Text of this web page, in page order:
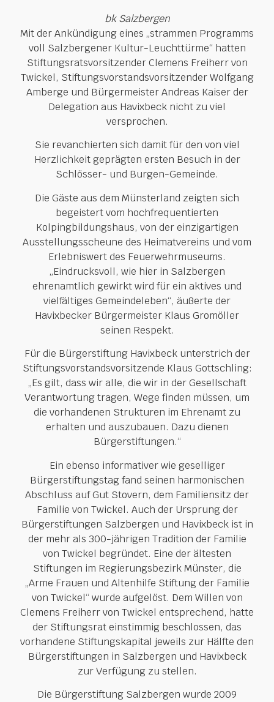
bk Salzbergen
Mit der Ankündigung eines „strammen Programms
voll Salzbergener Kultur-Leuchttürme“ hatten
Stiftungsratsvorsitzender Clemens Freiherr von
Twickel, Stiftungsvorstandsvorsitzender Wolfgang
Amberge und Bürgermeister Andreas Kaiser der
Delegation aus Havixbeck nicht zu viel
versprochen.
Sie revanchierten sich damit für den von viel
Herzlichkeit geprägten ersten Besuch in der
Schlösser- und Burgen-Gemeinde.
Die Gäste aus dem Münsterland zeigten sich
begeistert vom hochfrequentierten
Kolpingbildungshaus, von der einzigartigen
Ausstellungsscheune des Heimatvereins und vom
Erlebniswert des Feuerwehrmuseums.
„Eindrucksvoll, wie hier in Salzbergen
ehrenamtlich gewirkt wird für ein aktives und
vielfältiges Gemeindeleben“, äußerte der
Havixbecker Bürgermeister Klaus Gromöller
seinen Respekt.
Für die Bürgerstiftung Havixbeck unterstrich der
Stiftungsvorstandsvorsitzende Klaus Gottschling:
„Es gilt, dass wir alle, die wir in der Gesellschaft
Verantwortung tragen, Wege finden müssen, um
die vorhandenen Strukturen im Ehrenamt zu
erhalten und auszubauen. Dazu dienen
Bürgerstiftungen.“
Ein ebenso informativer wie geselliger
Bürgerstiftungstag fand seinen harmonischen
Abschluss auf Gut Stovern, dem Familiensitz der
Familie von Twickel. Auch der Ursprung der
Bürgerstiftungen Salzbergen und Havixbeck ist in
der mehr als 300-jährigen Tradition der Familie
von Twickel begründet. Eine der ältesten
Stiftungen im Regierungsbezirk Münster, die
„Arme Frauen und Altenhilfe Stiftung der Familie
von Twickel“ wurde aufgelöst. Dem Willen von
Clemens Freiherr von Twickel entsprechend, hatte
der Stiftungsrat einstimmig beschlossen, das
vorhandene Stiftungskapital jeweils zur Hälfte den
Bürgerstiftungen in Salzbergen und Havixbeck
zur Verfügung zu stellen.
Die Bürgerstiftung Salzbergen wurde 2009